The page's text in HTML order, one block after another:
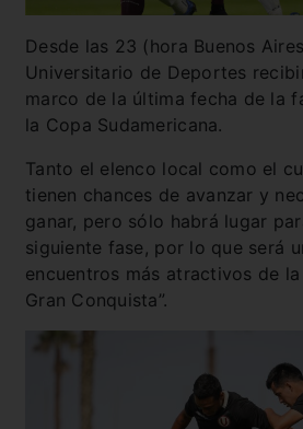
Desde las 23 (hora Buenos
Universitario de Deportes
marco de la última fecha de la
la Copa Sudamericana.
Tanto el elenco local como el
tienen chances de avanzar y
ganar, pero sólo habrá lugar
siguiente fase, por lo que será
encuentros más atractivos de la
Gran Conquista”.